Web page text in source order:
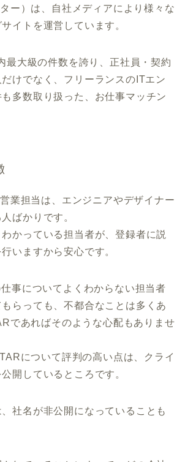
ー）は、自社メディアにより様々な
イトを運営しています。
最大級の件数を誇り、正社員・契約
けでなく、フリーランスのITエン
多数取り扱った、お仕事マッチン
業担当は、エンジニアやデザイナー
ばかりです。
かっている担当者が、登録者に説
いますから安心です。
事についてよくわからない担当者
らっても、不都合なことは多くあ
であればそのような心配もありませ
について評判の高い点は、クライ
開しているところです。
社名が非公開になっていることも